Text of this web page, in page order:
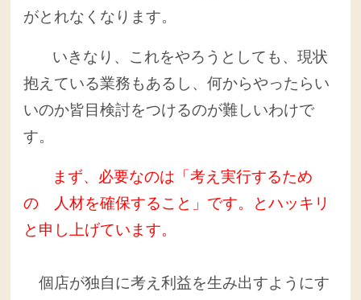
がとれなくなります。
いきなり、これをやろうとしても、現状
抱えている業務もあるし、何からやったらい
いのか皆目検討をつけるのが難しいわけで
す。
まず、必要なのは「考え実行するため
の 人材を確保すること」です。とハッキリ
と申し上げています。
個店が独自に考え利益を生み出すようにす